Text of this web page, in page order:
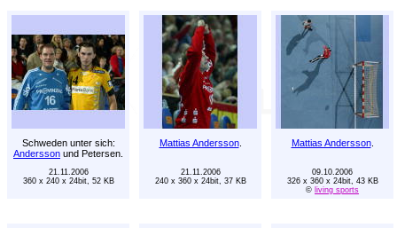
Schweden unter sich:
Andersson und Petersen.
Mattias Andersson. Mattias Andersson.
21.11.2006
360 x 240 x 24bit, 52 KB
21.11.2006
240 x 360 x 24bit, 37 KB
09.10.2006
326 x 360 x 24bit, 43 KB
© living sports